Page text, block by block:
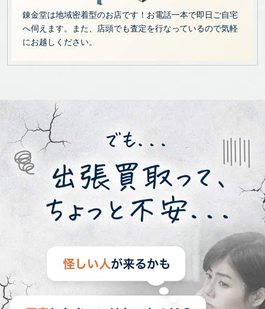
錬金堂は地域密着型のお店です！お電話一本で即日ご自宅
へ伺えます。また、店頭でも査定を行なっているので気軽
にお越しください。